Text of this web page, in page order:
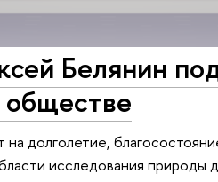
Белянин
обществе
долголетие,
исследования природы